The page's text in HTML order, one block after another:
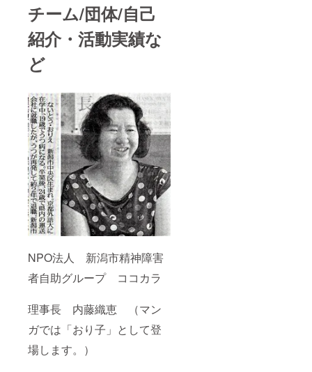
チーム/団体/自己
紹介・活動実績な
ど
NPO法人 新潟市精神障害
者自助グループ ココカラ
理事長 内藤織恵 （マン
ガでは「おり子」として登
場します。）